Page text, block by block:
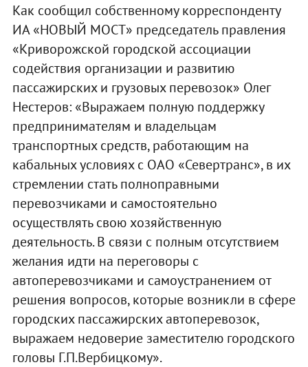
Как сообщил собственному корреспонденту
ИА «НОВЫЙ МОСТ» председатель правления
«Криворожской городской ассоциации
содействия организации и развитию
пассажирских и грузовых перевозок» Олег
Нестеров: «Выражаем полную поддержку
предпринимателям и владельцам
транспортных средств, работающим на
кабальных условиях с ОАО «Севертранс», в их
стремлении стать полноправными
перевозчиками и самостоятельно
осуществлять свою хозяйственную
деятельность. В связи с полным отсутствием
желания идти на переговоры с
автоперевозчиками и самоустранением от
решения вопросов, которые возникли в сфере
городских пассажирских автоперевозок,
выражаем недоверие заместителю городского
головы Г.П.Вербицкому».